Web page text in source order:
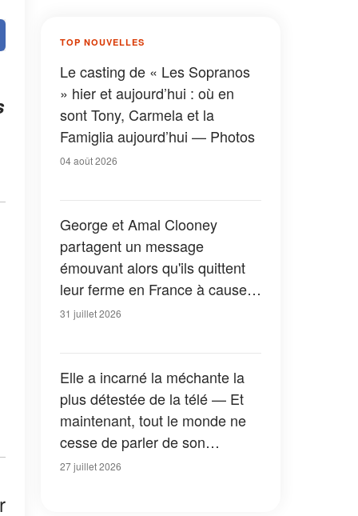
TOP NOUVELLES
Le casting de « Les Sopranos
» hier et aujourd’hui : où en
sont Tony, Carmela et la
Famiglia aujourd’hui — Photos
04 août 2026
George et Amal Clooney
partagent un message
émouvant alors qu'ils quittent
leur ferme en France à cause
des feux de forêt — Tous les
31 juillet 2026
Elle a incarné la méchante la
plus détestée de la télé — Et
maintenant, tout le monde ne
cesse de parler de son
apparition dans la nouvelle
27 juillet 2026